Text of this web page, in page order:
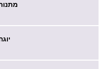
מתנות